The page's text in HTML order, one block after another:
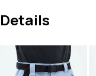
Details